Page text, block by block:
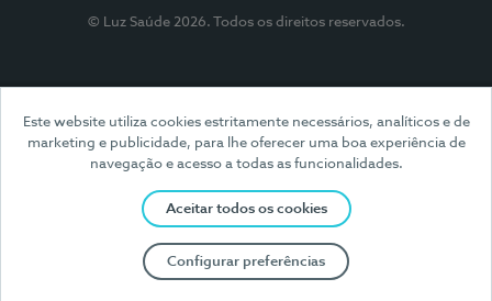
Este website utiliza cookies estritamente necessários, analíticos e de
marketing e publicidade, para lhe oferecer uma boa experiência de
navegação e acesso a todas as funcionalidades.
Aceitar todos os cookies
Configurar preferências
© Luz Saúde 2026. Todos os direitos reservados.